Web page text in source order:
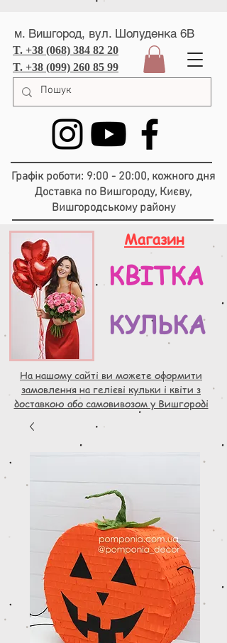
м. Вишгород, вул. Шолуденка 6В
T. +38 (068) 384 82 20
T. +38 (099) 260 85 99
Графік роботи: 9:00 - 20:00, кожного дня
Доставка по Вишгороду, Києву,
Вишгородському району
Магазин
КВІТКА
КУЛЬКА
На нашому сайті ви можете оформити
замовлення на гелієві кульки і квіти з
доставкою або самовивозом у Вишгороді